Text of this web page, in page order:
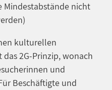
Mindestabstände nicht
kulturellen
2G-Prinzip, wonach
und
Beschäftigte und